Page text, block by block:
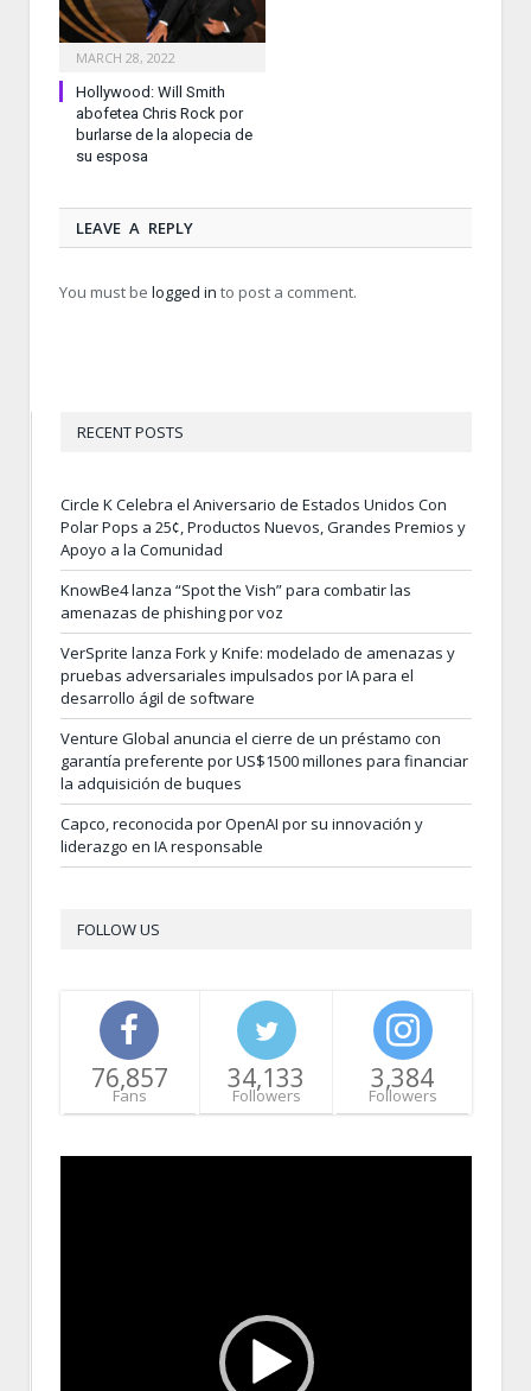
MARCH 28, 2022
Hollywood: Will Smith
abofetea Chris Rock por
burlarse de la alopecia de
su esposa
LEAVE A REPLY
You must be logged in to post a comment.
RECENT POSTS
Circle K Celebra el Aniversario de Estados Unidos Con
Polar Pops a 25¢, Productos Nuevos, Grandes Premios y
Apoyo a la Comunidad
KnowBe4 lanza “Spot the Vish” para combatir las
amenazas de phishing por voz
VerSprite lanza Fork y Knife: modelado de amenazas y
pruebas adversariales impulsados por IA para el
desarrollo ágil de software
Venture Global anuncia el cierre de un préstamo con
garantía preferente por US$1500 millones para financiar
la adquisición de buques
Capco, reconocida por OpenAI por su innovación y
liderazgo en IA responsable
FOLLOW US
76,857
Fans
34,133
Followers
3,384
Followers